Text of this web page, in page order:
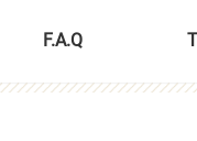
F.A.Q